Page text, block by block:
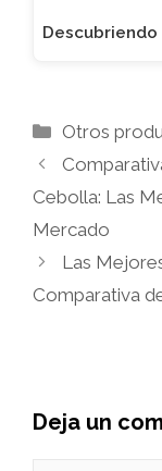
Descubriendo
Categorías
Otros
Cebolla: Las
Mercado
Las
Comparativa
Deja un